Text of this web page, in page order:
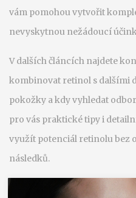
vám pomohou vytvořit
nevyskytnou nežádoucí
V dalších článcích najdete
kombinovat retinol s dalšími
pokožky a kdy vyhledat
pro vás praktické tipy i
využít potenciál retinolu bez
následků.